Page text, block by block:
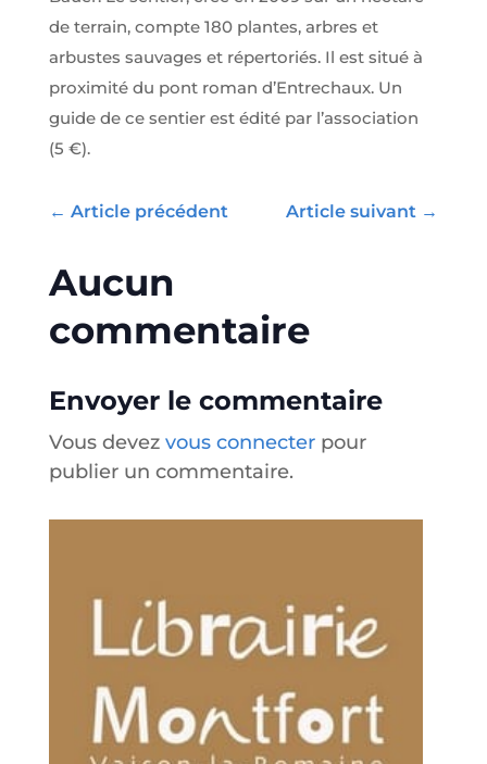
de terrain, compte 180 plantes, arbres et
arbustes sauvages et répertoriés. Il est situé à
proximité du pont roman d’Entrechaux. Un
guide de ce sentier est édité par l’association
(5 €).
← Article précédent Article suivant →
Aucun
commentaire
Envoyer le commentaire
Vous devez vous connecterpour
publier un commentaire.